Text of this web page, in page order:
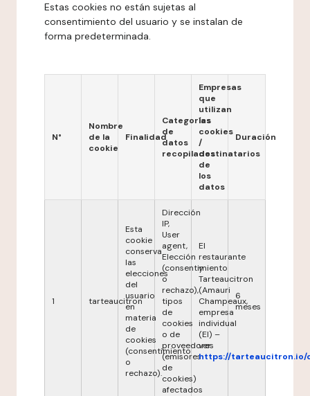
Estas cookies no están sujetas al
consentimiento del usuario y se instalan de
forma predeterminada.
N°
Nombre
de la
cookie
Finalidad
Categorías
de
datos
recopilados
Empresas
que
utilizan
las
cookies
/
destinatarios
de
los
datos
Duración
1 tarteaucitron
Esta
cookie
conserva
las
elecciones
del
usuario
en
materia
de
cookies
(consentimiento
o
rechazo).
Dirección
IP,
User
agent,
Elección
(consentimiento
o
rechazo),
tipos
de
cookies
o de
proveedores
(emisores
de
cookies)
afectados
El
restaurante
y
Tarteaucitron
(Amauri
Champeaux,
empresa
individual
(EI) –
ver
https://tarteaucitron.io/
6
meses